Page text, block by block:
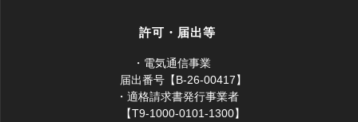
許可・届出等
・電気通信事業
届出番号【B-26-00417】
・適格請求書発行事業者
【T9-1000-0101-1300】